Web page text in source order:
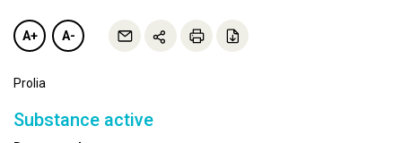
A+ A-
Prolia
Substance active